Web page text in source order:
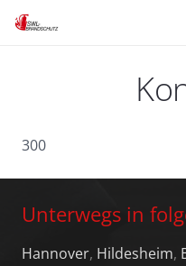
300
Unterwegs in
Hannover, Hildesheim,